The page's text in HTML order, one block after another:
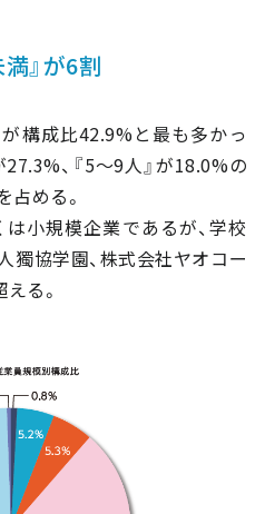
』が6割
が構成比42.9%と最も多かっ
27.3%、『5～9人』が18.0%の
める。
小規模企業であるが、学校
獨協学園、株式会社ヤオコー
る。